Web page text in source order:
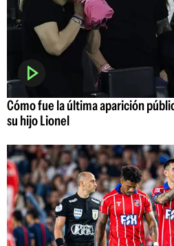
Cómo fue la última aparición
su hijo Lionel